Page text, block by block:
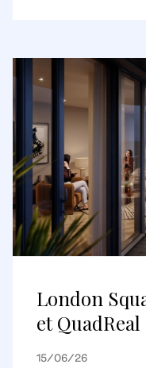
London
et
premier
15/06/26